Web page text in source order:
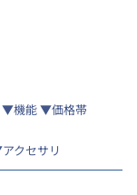
機能 価格帯
アクセサリ